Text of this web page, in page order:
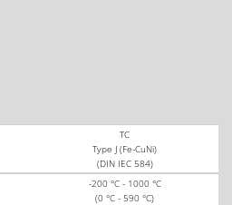
TC
Type J (Fe-CuNi)
(DIN IEC 584)
-200 °C - 1000 °C
(0 °C - 590 °C)